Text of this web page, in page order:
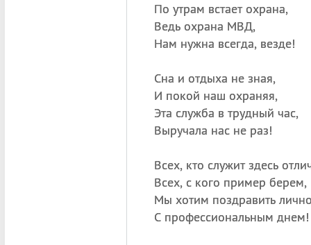
По утрам встает охрана,
Ведь охрана МВД,
Нам нужна всегда, везде!
Сна и отдыха не зная,
И покой наш охраняя,
Эта служба в трудный час,
Выручала нас не раз!
Всех, кто служит здесь
Всех, с кого пример берем,
Мы хотим поздравить
С профессиональным днем!